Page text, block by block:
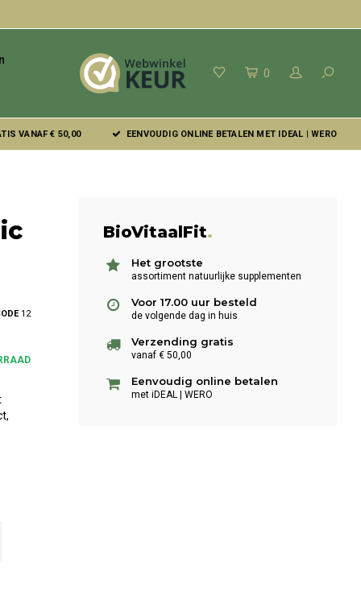
0
VANAF € 50,00 EENVOUDIG ONLINE BETALEN MET IDEAL | WERO
12
BioVitaalFit.
Het grootste
assortiment natuurlijke supplementen
Voor 17.00 uur besteld
de volgende dag in huis
Verzending gratis
vanaf € 50,00
Eenvoudig online betalen
met iDEAL | WERO